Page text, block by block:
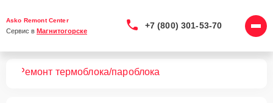
Asko Remont Center
Сервис в Магнитогорске
+7 (800) 301-53-70
Ремонт термоблока/пароблока